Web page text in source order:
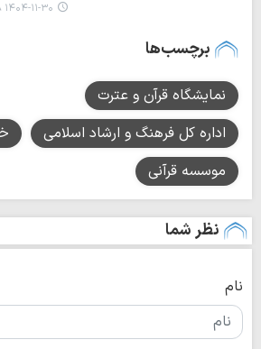
۱۴۰۴-۱۱-۳۰ ۱۲:۰۸
برچسب‌ها
نمایشگاه قرآن و عترت
اداره کل فرهنگ و ارشاد اسلامی
موسسه قرآنی
نظر شما
نام